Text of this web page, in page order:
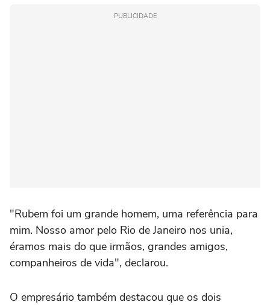
PUBLICIDADE
"Rubem foi um grande homem, uma referência para
mim. Nosso amor pelo Rio de Janeiro nos unia,
éramos mais do que irmãos, grandes amigos,
companheiros de vida", declarou.
O empresário também destacou que os dois